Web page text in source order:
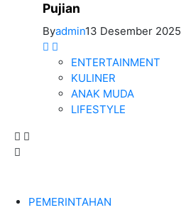
Pujian
Byadmin13 Desember 2025
ENTERTAINMENT
KULINER
ANAK MUDA
LIFESTYLE
PEMERINTAHAN